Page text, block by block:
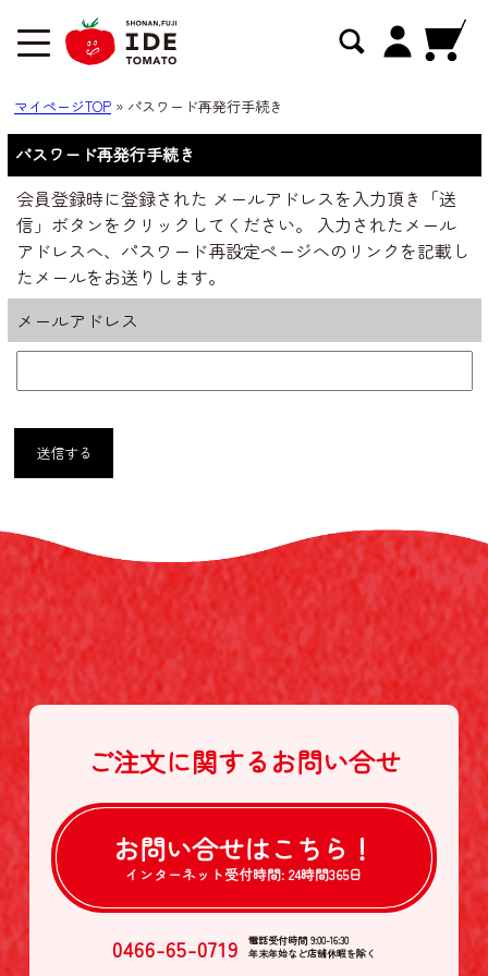
マイページTOP » パスワード再発行手続き
パスワード再発行手続き
会員登録時に登録された メールアドレスを入力頂き「送
信」ボタンをクリックしてください。 入力されたメール
アドレスへ、パスワード再設定ページへのリンクを記載し
たメールをお送りします。
メールアドレス
送信する
ご注文に関する お問い合せ
お問い合せはこちら！
インターネット受付時間: 24時間365日
0466-65-0719
電話受付時間 9:00-16:30
年末年始など店舗休暇を除く